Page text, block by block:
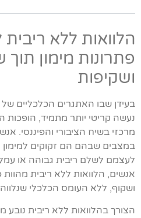
הלוואות ללא ריבית
פתרונות מימון
ושקיפות
בעידן שבו האתגרים הכלכליים של
נעשה קריטי יותר מתמיד, הופכות
מרכזי בשיח הציבורי והפיננסי.
במצבים שבהם הם זקוקים למימון
לעצמם לשלם ריבית גבוהה או
אנשים, הלוואות ללא ריבית מהוות
ושקוף, ללא העומס הכלכלי
הצורך בהלוואות ללא ריבית נובע